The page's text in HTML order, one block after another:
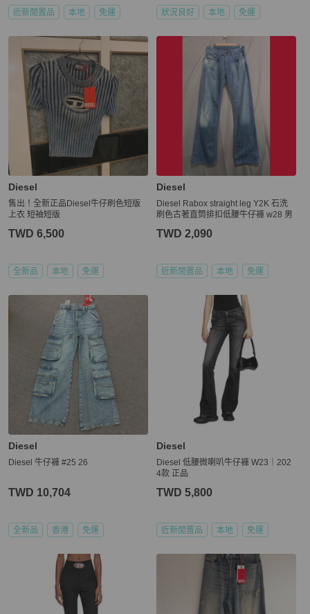
近新閒置品 本地 免運 狀況良好 本地 免運
Diesel
售出！全新正品Diesel牛仔刷色短版
上衣 短袖短版
TWD 6,500
全新品 本地 免運
Diesel
Diesel Rabox straight leg Y2K 石洗
刷色古著直筒排扣低腰牛仔褲 w28 男
TWD 2,090
近新閒置品 本地 免運
Diesel
Diesel 牛仔褲 #25 26
TWD 10,704
全新品 香港 免運
Diesel
Diesel 低腰微喇叭牛仔褲 W23｜202
4款 正品
TWD 5,800
近新閒置品 本地 免運